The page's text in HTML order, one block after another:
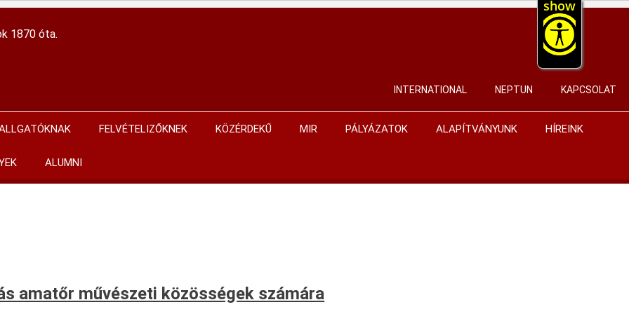
show
1870 óta.
User
menu
INTERNATIONAL NEPTUN KAPCSOLAT
FELVÉTELIZŐKNEK KÖZÉRDEKŰ MIR PÁLYÁZATOK ALAPÍTVÁNYUNK HÍREINK
ALUMNI
amatőr művészeti közösségek számára